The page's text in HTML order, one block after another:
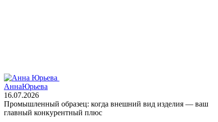
АннаЮрьева
16.07.2026
Промышленный образец: когда внешний вид изделия — ваш
главный конкурентный плюс